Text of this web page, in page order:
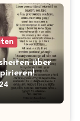
über